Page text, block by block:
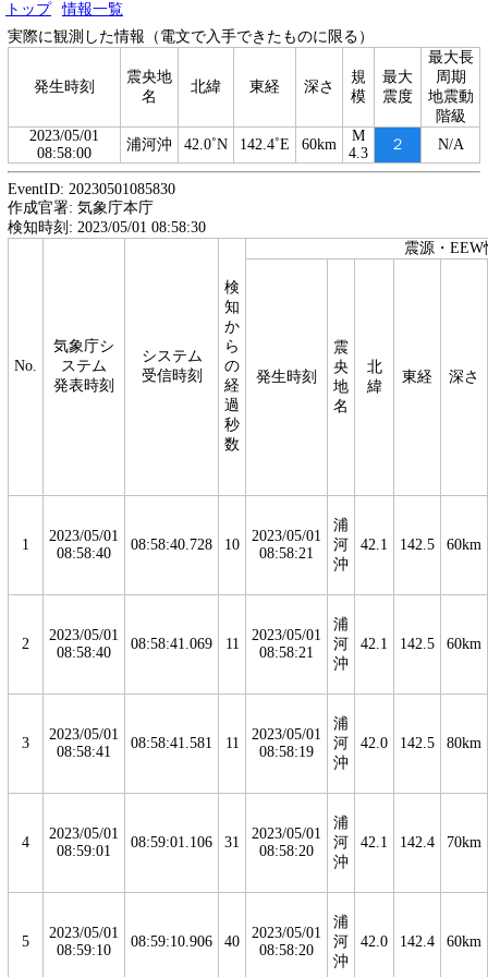
トップ
情報一覧
実際に観測した情報（電文で入手できたものに限る）
発生時刻
震央地
名
北緯 東経 深さ
規
模
最大
震度
最大長
周期
地震動
階級
2023/05/01
08:58:00
浦河沖 42.0˚N 142.4˚E 60km
M
4.3
２ N/A
EventID: 20230501085830
作成官署: 気象庁本庁
検知時刻: 2023/05/01 08:58:30
No.
気象庁シ
ステム
発表時刻
システム
受信時刻
検
知
か
ら
の
経
過
秒
数
震源・EEW
発生時刻
震
央
地
名
北
緯
東経 深さ
1
2023/05/01
08:58:40
08:58:40.728 10
2023/05/01
08:58:21
浦
河
沖
42.1 142.5 60km
2
2023/05/01
08:58:40
08:58:41.069 11
2023/05/01
08:58:21
浦
河
沖
42.1 142.5 60km
3
2023/05/01
08:58:41
08:58:41.581 11
2023/05/01
08:58:19
浦
河
沖
42.0 142.5 80km
4
2023/05/01
08:59:01
08:59:01.106 31
2023/05/01
08:58:20
浦
河
沖
42.1 142.4 70km
5
2023/05/01
08:59:10
08:59:10.906 40
2023/05/01
08:58:20
浦
河
沖
42.0 142.4 60km